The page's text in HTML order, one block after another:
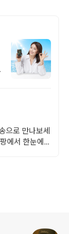
으로 만나보세
에서 한눈에